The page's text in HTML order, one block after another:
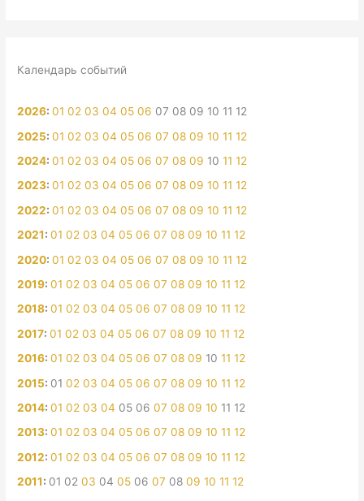
Календарь событий
2026:01 02 03 04 05 06 07 08 09 10 11 12
2025:01 02 03 04 05 06 07 08 09 10 11 12
2024:01 02 03 04 05 06 07 08 09 10 11 12
2023:01 02 03 04 05 06 07 08 09 10 11 12
2022:01 02 03 04 05 06 07 08 09 10 11 12
2021:01 02 03 04 05 06 07 08 09 10 11 12
2020:01 02 03 04 05 06 07 08 09 10 11 12
2019:01 02 03 04 05 06 07 08 09 10 11 12
2018:01 02 03 04 05 06 07 08 09 10 11 12
2017:01 02 03 04 05 06 07 08 09 10 11 12
2016:01 02 03 04 05 06 07 08 09 10 11 12
2015: 01 02 03 04 05 06 07 08 09 10 11 12
2014:01 02 03 04 05 06 07 08 09 10 11 12
2013:01 02 03 04 05 06 07 08 09 10 11 12
2012:01 02 03 04 05 06 07 08 09 10 11 12
2011: 01 02 03 04 05 06 07 08 09 10 11 12